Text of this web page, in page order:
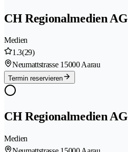
CH Regionalmedien AG
Medien
1.3(29)
Neumattstrasse 15000 Aarau
Termin reservieren
CH Regionalmedien AG
Medien